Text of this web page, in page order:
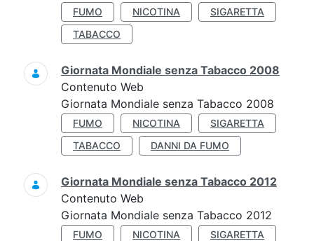
FUMO NICOTINA
SIGARETTA
TABACCO
Giornata Mondiale senza Tabacco 2008
Contenuto Web
Giornata Mondiale senza Tabacco 2008
FUMO NICOTINA
SIGARETTA
TABACCO
DANNI DA FUMO
Giornata Mondiale senza Tabacco 2012
Contenuto Web
Giornata Mondiale senza Tabacco 2012
FUMO NICOTINA
SIGARETTA